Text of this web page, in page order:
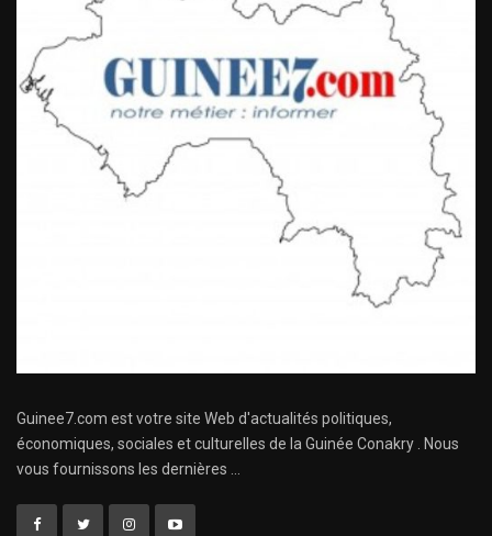
Guinee7.com est votre site Web d'actualités politiques,
économiques, sociales et culturelles de la Guinée Conakry . Nous
vous fournissons les dernières ...